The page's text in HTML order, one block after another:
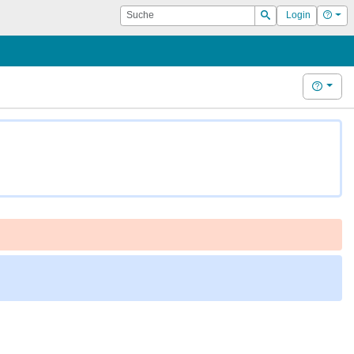
Suche
Suchen
Login Hilfe
Hilfe